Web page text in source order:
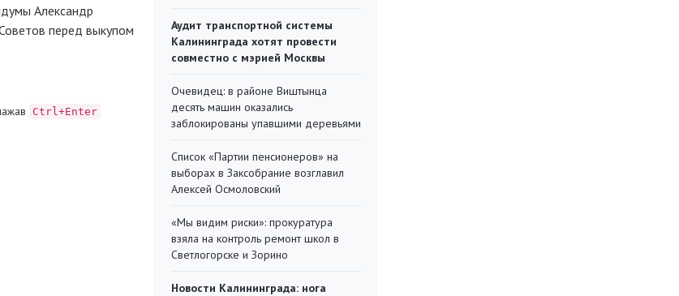
Александр
перед выкупом
Ctrl+Enter
Аудит транспортной системы
Калининграда хотят провести
совместно с мэрией Москвы
Очевидец: в районе Виштынца
десять машин оказались
заблокированы упавшими деревьями
Список «Партии пенсионеров» на
выборах в Заксобрание возглавил
Алексей Осмоловский
«Мы видим риски»: прокуратура
взяла на контроль ремонт школ в
Светлогорске и Зорино
Новости Калининграда: нога